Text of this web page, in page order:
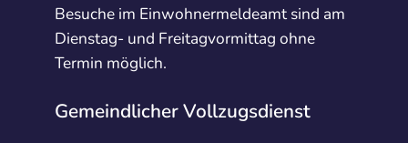
Besuche im Einwohnermeldeamt sind am
Dienstag- und Freitagvormittag ohne
Termin möglich.
Gemeindlicher Vollzugsdienst